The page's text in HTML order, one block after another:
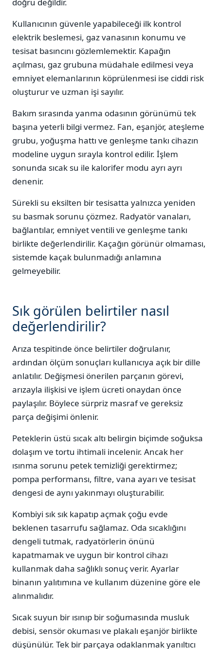
Kullanıcının güvenle yapabileceği ilk kontrol
elektrik beslemesi, gaz vanasının konumu ve
tesisat basıncını gözlemlemektir. Kapağın
açılması, gaz grubuna müdahale edilmesi veya
emniyet elemanlarının köprülenmesi ise ciddi risk
oluşturur ve uzman işi sayılır.
Bakım sırasında yanma odasının görünümü tek
başına yeterli bilgi vermez. Fan, eşanjör, ateşleme
grubu, yoğuşma hattı ve genleşme tankı cihazın
modeline uygun sırayla kontrol edilir. İşlem
sonunda sıcak su ile kalorifer modu ayrı ayrı
denenir.
Sürekli su eksilten bir tesisatta yalnızca yeniden
su basmak sorunu çözmez. Radyatör vanaları,
bağlantılar, emniyet ventili ve genleşme tankı
birlikte değerlendirilir. Kaçağın görünür olmaması,
sistemde kaçak bulunmadığı anlamına
gelmeyebilir.
Sık görülen belirtiler nasıl
değerlendirilir?
Arıza tespitinde önce belirtiler doğrulanır,
ardından ölçüm sonuçları kullanıcıya açık bir dille
anlatılır. Değişmesi önerilen parçanın görevi,
arızayla ilişkisi ve işlem ücreti onaydan önce
paylaşılır. Böylece sürpriz masraf ve gereksiz
parça değişimi önlenir.
Peteklerin üstü sıcak altı belirgin biçimde soğuksa
dolaşım ve tortu ihtimali incelenir. Ancak her
ısınma sorunu petek temizliği gerektirmez;
pompa performansı, filtre, vana ayarı ve tesisat
dengesi de aynı yakınmayı oluşturabilir.
Kombiyi sık sık kapatıp açmak çoğu evde
beklenen tasarrufu sağlamaz. Oda sıcaklığını
dengeli tutmak, radyatörlerin önünü
kapatmamak ve uygun bir kontrol cihazı
kullanmak daha sağlıklı sonuç verir. Ayarlar
binanın yalıtımına ve kullanım düzenine göre ele
alınmalıdır.
Sıcak suyun bir ısınıp bir soğumasında musluk
debisi, sensör okuması ve plakalı eşanjör birlikte
düşünülür. Tek bir parçaya odaklanmak yanıltıcı